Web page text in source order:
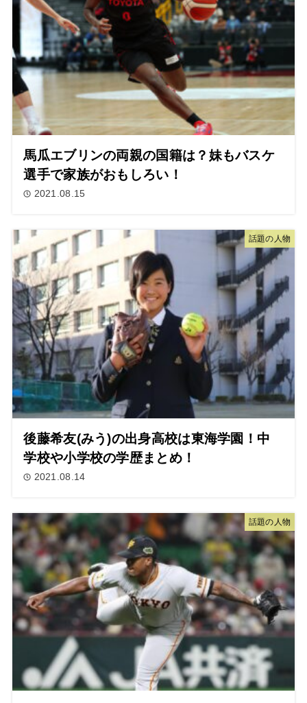
馬瓜エブリンの両親の国籍は？妹もバスケ
選手で家族がおもしろい！
2021.08.15
話題の人物
後藤希友(みう)の出身高校は東海学園！中
学校や小学校の学歴まとめ！
2021.08.14
話題の人物